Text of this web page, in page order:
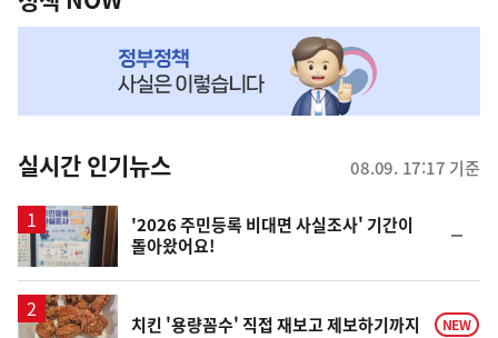
NOW,
뉴
스
실시간 인기뉴스 08.09. 17:17 기준
'2026 주민등록 비대면 사실조사' 기간이
돌아왔어요!
일
치킨 '용량꼼수' 직접 재보고 제보하기까지 NEW